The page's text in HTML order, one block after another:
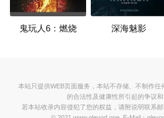
鬼玩人6：燃烧 深海魅影
本站只提供WEB页面服务，本站不存储、不制作任
的合法性及健康性所引起的争议和
若本站收录内容侵犯了您的权益，请附说明联系